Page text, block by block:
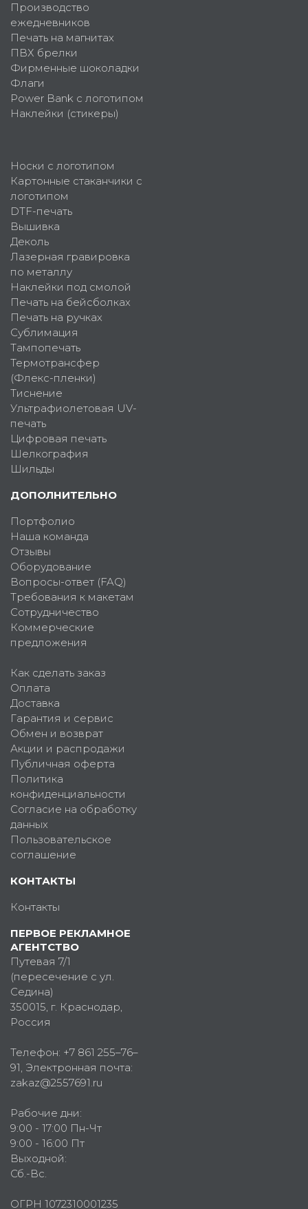
Производство
ежедневников
Печать на магнитах
ПВХ брелки
Фирменные шоколадки
Флаги
Power Bank с логотипом
Наклейки (стикеры)
Носки с логотипом
Картонные стаканчики с
логотипом
DTF-печать
Вышивка
Деколь
Лазерная гравировка
по металлу
Наклейки под смолой
Печать на бейсболках
Печать на ручках
Сублимация
Тампопечать
Термотрансфер
(Флекс-пленки)
Тиснение
Ультрафиолетовая UV-
печать
Цифровая печать
Шелкография
Шильды
ДОПОЛНИТЕЛЬНО
Портфолио
Наша команда
Отзывы
Оборудование
Вопросы-ответ (FAQ)
Требования к макетам
Сотрудничество
Коммерческие
предложения
Как сделать заказ
Оплата
Доставка
Гарантия и сервис
Обмен и возврат
Акции и распродажи
Публичная оферта
Политика
конфиденциальности
Согласие на обработку
данных
Пользовательское
соглашение
КОНТАКТЫ
Контакты
ПЕРВОЕ РЕКЛАМНОЕ
АГЕНТСТВО
Путевая 7/1
(пересечение с ул.
Седина)
350015, г. Краснодар,
Россия
Телефон: +7 861 255–76–
91, Электронная почта:
zakaz@2557691.ru
Рабочие дни:
9:00 - 17:00 Пн-Чт
9:00 - 16:00 Пт
Выходной:
Сб.-Вс.
ОГРН 1072310001235